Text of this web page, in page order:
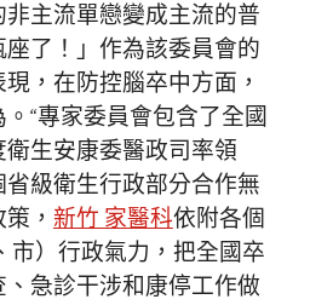
主流單戀變成主流的普
了！」作為該委員會的
，在防控腦卒中方面，
“專家委員會包含了全國
生安康委醫政司率領
級衛生行政部分合作無
策，新竹 家醫科依附各個
市）行政氣力，把全國卒
急診干涉和康停工作做